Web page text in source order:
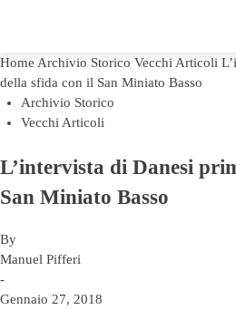
Home Archivio Storico Vecchi Articoli
della sfida con il San Miniato Basso
Archivio Storico
Vecchi Articoli
L’intervista di Danesi
San Miniato Basso
By
Manuel Pifferi
-
Gennaio 27, 2018